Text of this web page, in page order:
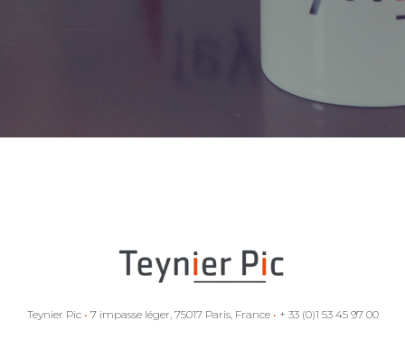
Teynier Pic • 7 impasse léger, 75017 Paris, France • + 33 (0)1 53 45 97 00